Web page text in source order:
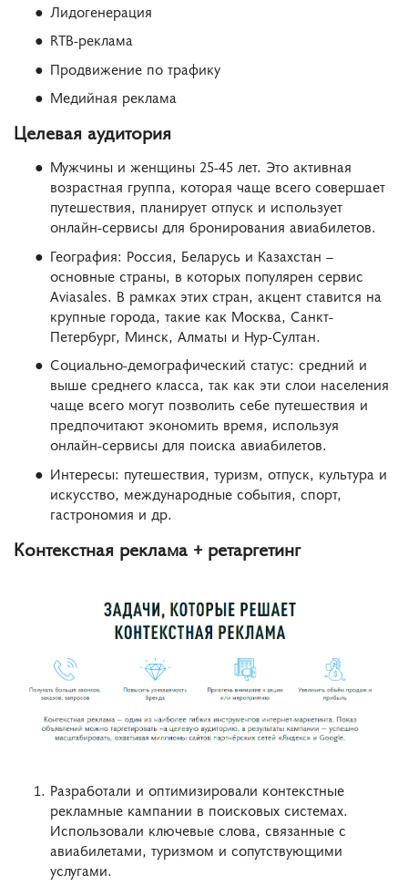
Лидогенерация
RTB-реклама
Продвижение по трафику
Медийная реклама
Целевая аудитория
Мужчины и женщины 25-45 лет. Это активная
возрастная группа, которая чаще всего совершает
путешествия, планирует отпуск и использует
онлайн-сервисы для бронирования авиабилетов.
География: Россия, Беларусь и Казахстан –
основные страны, в которых популярен сервис
Aviasales. В рамках этих стран, акцент ставится на
крупные города, такие как Москва, Санкт-
Петербург, Минск, Алматы и Нур-Султан.
Социально-демографический статус: средний и
выше среднего класса, так как эти слои населения
чаще всего могут позволить себе путешествия и
предпочитают экономить время, используя
онлайн-сервисы для поиска авиабилетов.
Интересы: путешествия, туризм, отпуск, культура и
искусство, международные события, спорт,
гастрономия и др.
Контекстная реклама + ретаргетинг
Разработали и оптимизировали контекстные
рекламные кампании в поисковых системах.
Использовали ключевые слова, связанные с
авиабилетами, туризмом и сопутствующими
услугами.